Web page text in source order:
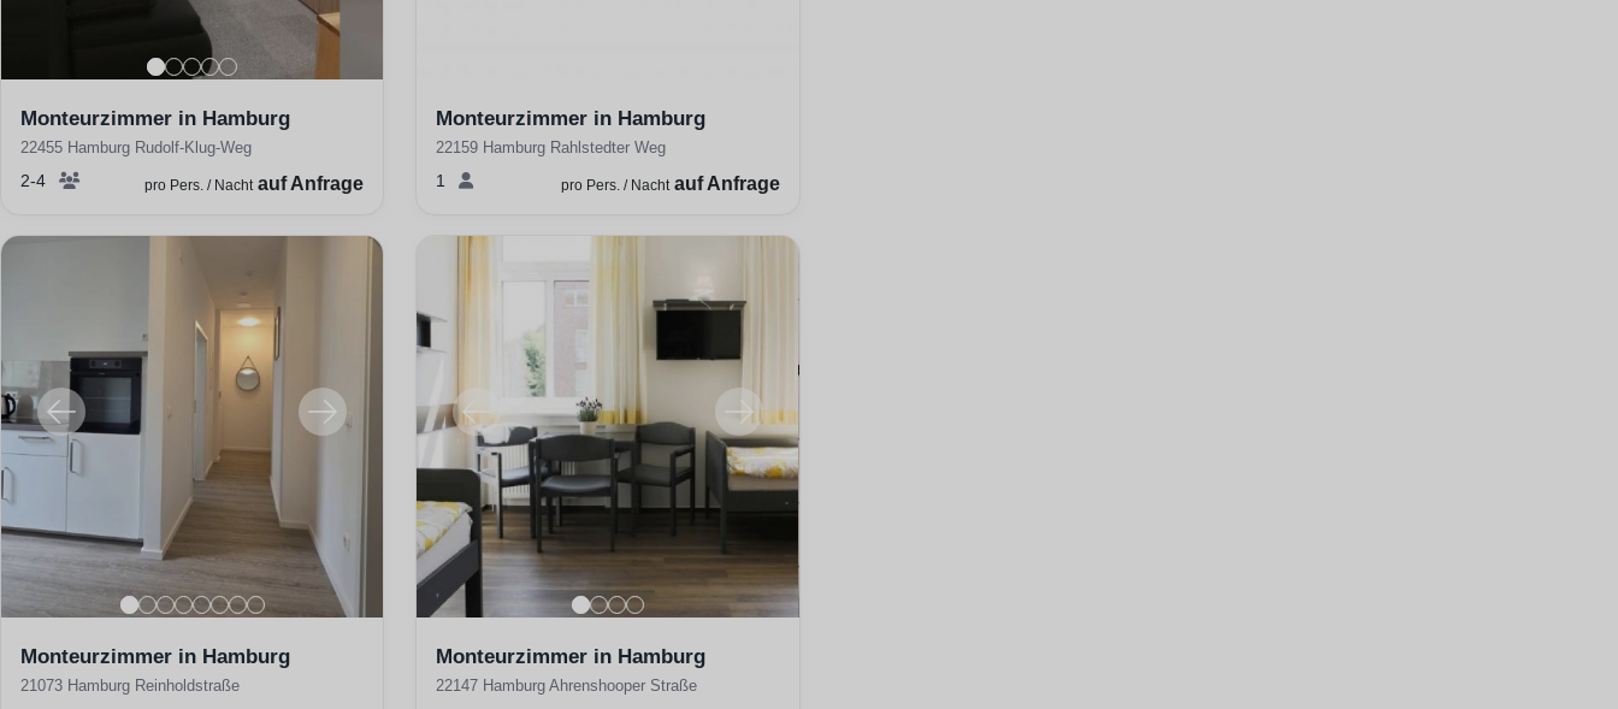
Monteurzimmer in Hamburg
22455 Hamburg Rudolf-Klug-Weg
2-4 pro Pers. / Nacht auf Anfrage
Monteurzimmer in Hamburg
22159 Hamburg Rahlstedter Weg
1 pro Pers. / Nacht auf Anfrage
Monteurzimmer in Hamburg
21073 Hamburg Reinholdstraße
Monteurzimmer in Hamburg
22147 Hamburg Ahrenshooper Straße